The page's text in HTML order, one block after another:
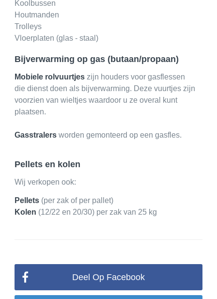
Koolbussen
Houtmanden
Trolleys
Vloerplaten (glas - staal)
Bijverwarming op gas (butaan/propaan)
Mobiele rolvuurtjes zijn houders voor gasflessen
die dienst doen als bijverwarming. Deze vuurtjes zijn
voorzien van wieltjes waardoor u ze overal kunt
plaatsen.
Gasstralers worden gemonteerd op een gasfles.
Pellets en kolen
Wij verkopen ook:
Pellets (per zak of per pallet)
Kolen (12/22 en 20/30) per zak van 25 kg
Deel Op Facebook